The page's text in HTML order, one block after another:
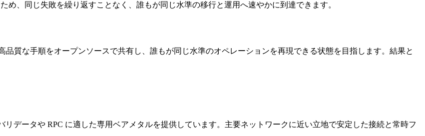
め、同じ失敗を繰り返すことなく、誰もが同じ水準の移行と運用へ速やかに到達できます。
品質な手順をオープンソースで共有し、誰もが同じ水準のオペレーションを再現できる状態を目指します。結果と
リデータや RPC に適した専用ベアメタルを提供しています。主要ネットワークに近い立地で安定した接続と常時フ